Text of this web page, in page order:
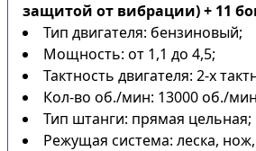
защитой от вибрации) + 11
Тип двигателя: бензиновый;
Мощность: от 1,1 до 4,5;
Тактность двигателя: 2-х
Кол-во об./мин: 13000 об./
Тип штанги: прямая цельная;
Режущая система: леска,